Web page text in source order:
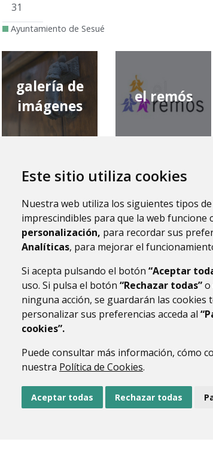
Este sitio utiliza cookies
Nuestra web utiliza los siguientes tipos de
imprescindibles para que la web funcione
personalización, para recordar sus
Analíticas, para mejorar el
Si acepta pulsando el botón “Aceptar
uso. Si pulsa el botón “Rechazar todas”o
ninguna acción, se guardarán las cookies
personalizar sus preferencias acceda al
cookies”.
Puede consultar más información, cómo
nuestra Política de Cookies.
Aceptar todas Rechazar todas
31
Ayuntamiento de Sesué
galería de
imágenes
el remós
hace
la ribagorza
AVISO LEGAL PROTECCIÓN DE DATOS